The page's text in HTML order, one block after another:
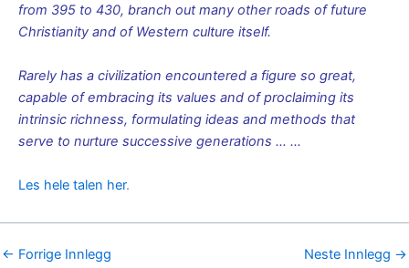
from 395 to 430, branch out many other roads of future
Christianity and of Western culture itself.
Rarely has a civilization encountered a figure so great,
capable of embracing its values and of proclaiming its
intrinsic richness, formulating ideas and methods that
serve to nurture successive generations … …
Les hele talen her.
← Forrige Innlegg Neste Innlegg →